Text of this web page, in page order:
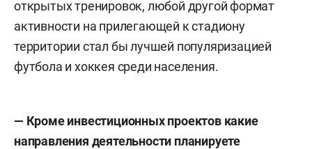
открытых тренировок, любой другой формат
активности на прилегающей к стадиону
территории стал бы лучшей популяризацией
футбола и хоккея среди населения.
— Кроме инвестиционных проектов какие
направления деятельности планируете